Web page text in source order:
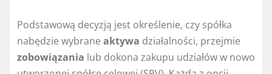
Podstawową decyzją jest określenie, czy spółka
nabędzie wybrane aktywa działalności, przejmie
zobowiązania lub dokona zakupu udziałów w nowo